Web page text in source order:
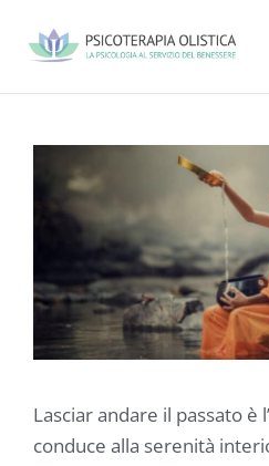
Lasciar andare il passato è
conduce alla serenità